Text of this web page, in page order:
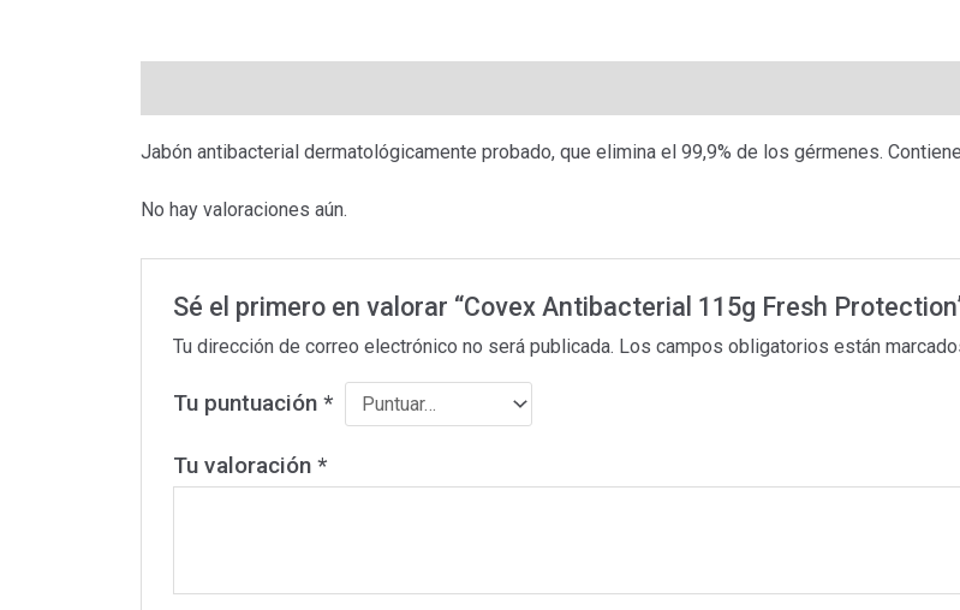
Jabón antibacterial dermatológicamente probado, que elimina el 99,9% de los gérmenes.
No hay valoraciones aún.
Sé el primero en valorar “Covex Antibacterial 115g Fresh
Tu dirección de correo electrónico no será publicada. Los campos obligatorios están
Tu puntuación*
Tu valoración*